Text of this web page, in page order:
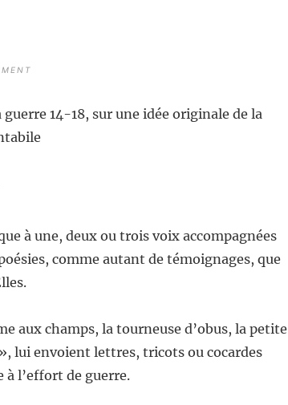
À
14-18, sur une idée originale de la
à une, deux ou trois voix accompagnées
comme autant de témoignages, que
aux champs, la tourneuse d’obus, la petite
lui envoient lettres, tricots ou cocardes
l’effort de guerre.